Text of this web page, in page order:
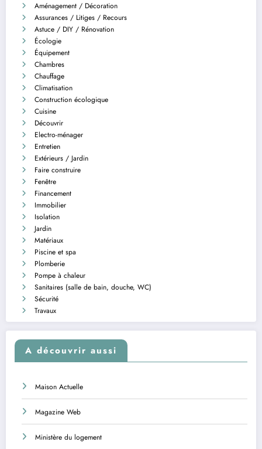
Aménagement / Décoration
Assurances / Litiges / Recours
Astuce / DIY / Rénovation
Écologie
Équipement
Chambres
Chauffage
Climatisation
Construction écologique
Cuisine
Découvrir
Electro-ménager
Entretien
Extérieurs / Jardin
Faire construire
Fenêtre
Financement
Immobilier
Isolation
Jardin
Matériaux
Piscine et spa
Plomberie
Pompe à chaleur
Sanitaires (salle de bain, douche, WC)
Sécurité
Travaux
A découvrir aussi
Maison Actuelle
Magazine Web
Ministère du logement